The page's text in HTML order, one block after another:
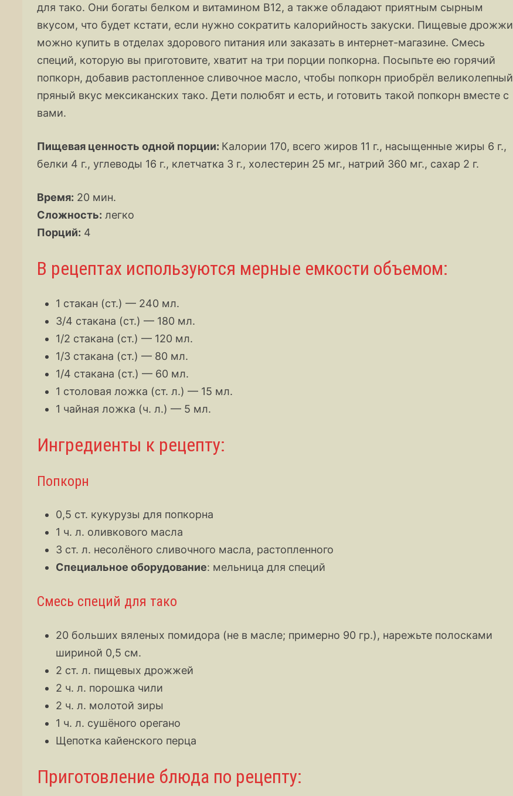
для тако. Они богаты белком и витамином B12, а также обладают приятным сырным
вкусом, что будет кстати, если нужно сократить калорийность закуски. Пищевые дрожжи
можно купить в отделах здорового питания или заказать в интернет-магазине. Смесь
специй, которую вы приготовите, хватит на три порции попкорна. Посыпьте ею горячий
попкорн, добавив растопленное сливочное масло, чтобы попкорн приобрёл великолепный
пряный вкус мексиканских тако. Дети полюбят и есть, и готовить такой попкорн вместе с
вами.
Пищевая ценность одной порции: Калории 170, всего жиров 11 г., насыщенные жиры 6 г.,
белки 4 г., углеводы 16 г., клетчатка 3 г., холестерин 25 мг., натрий 360 мг., сахар 2 г.
Время: 20 мин.
Сложность: легко
Порций: 4
В рецептах используются мерные емкости объемом:
1 стакан (ст.) — 240 мл.
3/4 стакана (ст.) — 180 мл.
1/2 стакана (ст.) — 120 мл.
1/3 стакана (ст.) — 80 мл.
1/4 стакана (ст.) — 60 мл.
1 столовая ложка (ст. л.) — 15 мл.
1 чайная ложка (ч. л.) — 5 мл.
Ингредиенты к рецепту:
Попкорн
0,5 ст. кукурузы для попкорна
1 ч. л. оливкового масла
3 ст. л. несолёного сливочного масла, растопленного
Специальное оборудование: мельница для специй
Смесь специй для тако
20 больших вяленых помидора (не в масле; примерно 90 гр.), нарежьте полосками
шириной 0,5 см.
2 ст. л. пищевых дрожжей
2 ч. л. порошка чили
2 ч. л. молотой зиры
1 ч. л. сушёного орегано
Щепотка кайенского перца
Приготовление блюда по рецепту: